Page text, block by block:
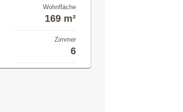
Wohnfläche
169 m²
Zimmer
6